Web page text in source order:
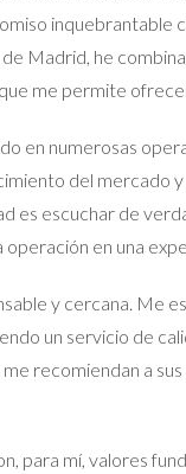
partes exigir su
perdiendo el
contrato.
la
inquebrantable
Madrid, he
me permite
en numerosas
del mercado
es escuchar de
en una
y cercana. Me
un servicio de
recomiendan a
para mí, valores